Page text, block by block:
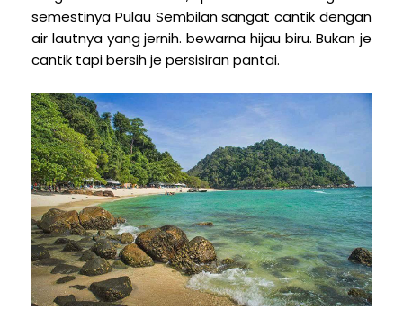
semestinya Pulau Sembilan sangat cantik dengan
air lautnya yang jernih. bewarna hijau biru. Bukan je
cantik tapi bersih je persisiran pantai.